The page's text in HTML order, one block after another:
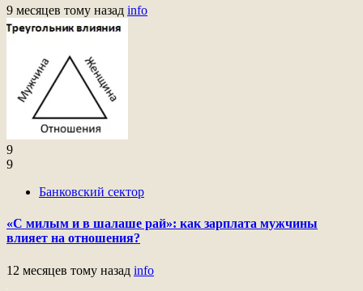
9 месяцев тому назад info
9
9
Банковский сектор
«С милым и в шалаше рай»: как зарплата мужчины
влияет на отношения?
12 месяцев тому назад info